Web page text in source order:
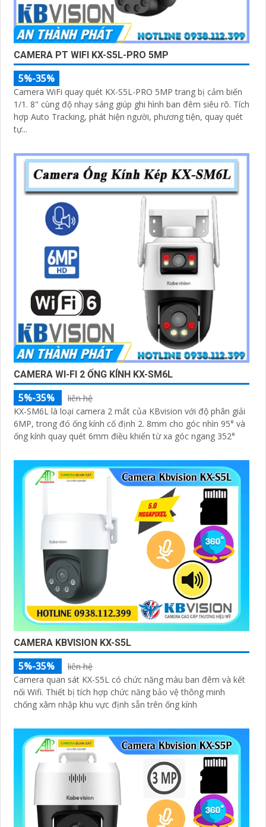
CAMERA PT WIFI KX-S5L-PRO 5MP
5%-35%
Camera WiFi quay quét KX-S5L-PRO 5MP trang bị cảm biến
1/1. 8" cùng độ nhạy sáng giúp ghi hình ban đêm siêu rõ. Tích
hợp Auto Tracking, phát hiện người, phương tiện, quay quét
tự...
CAMERA WI-FI 2 ỐNG KÍNH KX-SM6L
5%-35%
liên hệ
KX-SM6L là loại camera 2 mắt của KBvision với độ phân giải
6MP, trong đó ống kính cố định 2. 8mm cho góc nhìn 95° và
ống kính quay quét 6mm điều khiển từ xa góc ngang 352°
CAMERA KBVISION KX-S5L
5%-35%
liên hệ
Camera quan sát KX-S5L có chức năng màu ban đêm và kết
nối Wifi. Thiết bị tích hợp chức năng bảo vệ thông minh
chống xâm nhập khu vực định sẵn trên ống kính